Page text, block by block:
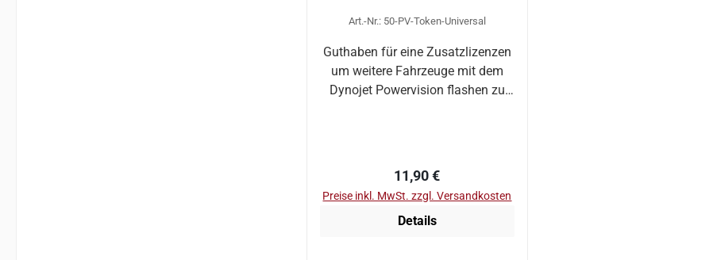
Art.-Nr.: 50-PV-Token-Universal
Guthaben für eine Zusatzlizenzen
um weitere Fahrzeuge mit dem
Dynojet Powervision flashen zu
Regulärer Preis:
11,90 €
Preise inkl. MwSt. zzgl. Versandkosten
Details